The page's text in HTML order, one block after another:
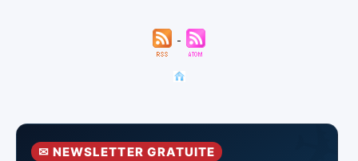
✉ NEWSLETTER GRATUITE